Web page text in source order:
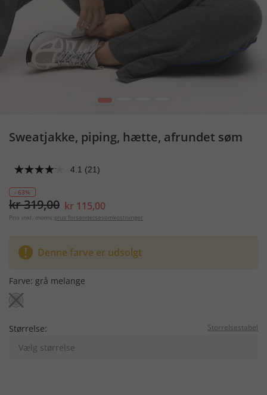
1
Sweatjakke, piping, hætte, afrundet søm
4.1 (21)
- 63%
kr 319,00 kr 115,00
Pris inkl. moms plus forsendelsesomkostninger
Denne farve er udsolgt
Farve: grå melange
Størrelse: Storrelsestabel
Vælg størrelse